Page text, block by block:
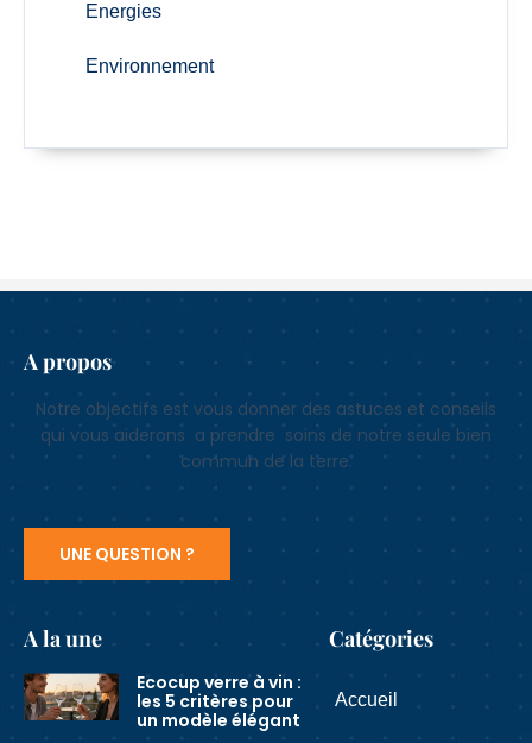
Energies
Environnement
A propos
Notre objectifs est vous donner des astuces et conseils
qui vous aiderons a prendre soins de notre seule bien
commun de la terre.
UNE QUESTION ?
A la une
Ecocup verre à vin :
les 5 critères pour
un modèle élégant
Catégories
Accueil